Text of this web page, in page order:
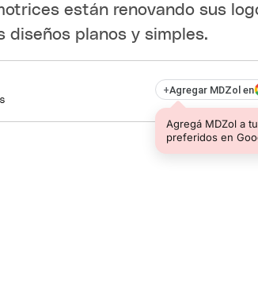
están renovando sus
diseños planos y simples.
+Agregar MDZol en
Agregá MDZol a
preferidos en